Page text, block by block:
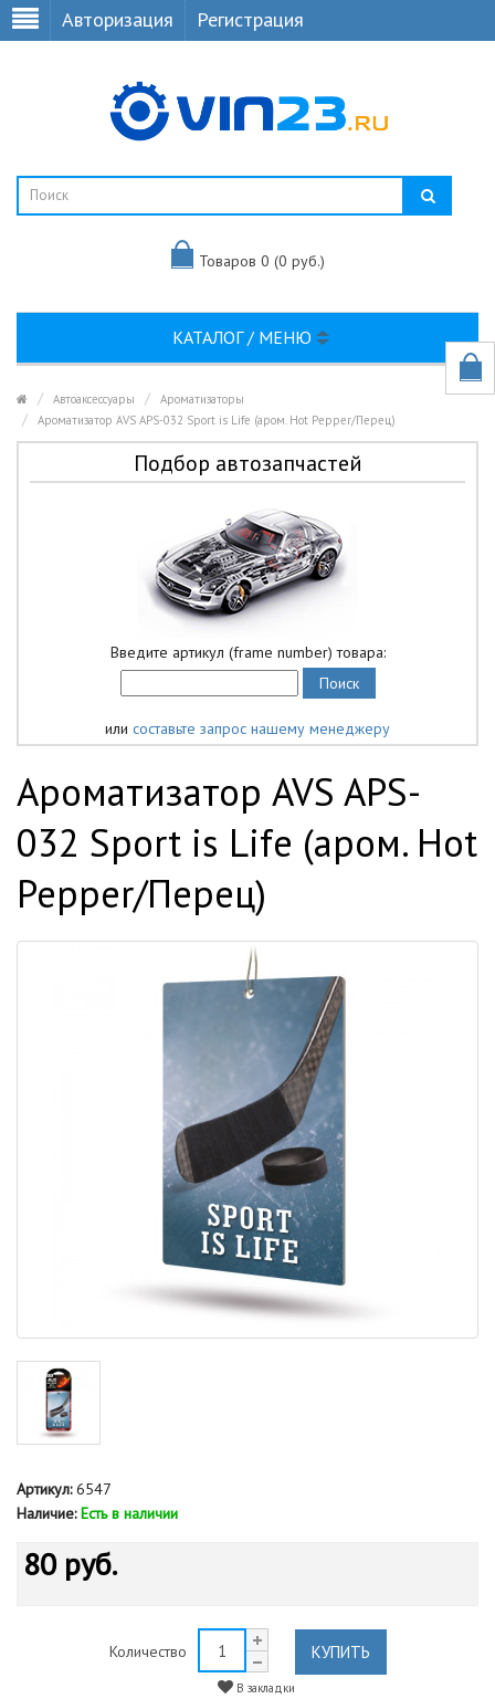
Авторизация Регистрация
Товаров 0 (0 руб.)
КАТАЛОГ / МЕНЮ
Автоаксессуары
Ароматизаторы
Ароматизатор AVS APS-032 Sport is Life (аром. Hot Pepper/Перец)
Подбор автозапчастей
Введите артикул (frame number) товара:
или составьте запрос нашему менеджеру
Ароматизатор AVS APS-
032 Sport is Life (аром. Hot
Pepper/Перец)
Артикул:6547
Наличие: Есть в наличии
80 руб.
Количество КУПИТЬ
В закладки